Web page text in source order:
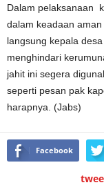
Dalam pelaksanaan
dalam keadaan
langsung kepala
menghindari
jahit ini segera
seperti pesan pak
harapnya. (Jabs)
Facebook